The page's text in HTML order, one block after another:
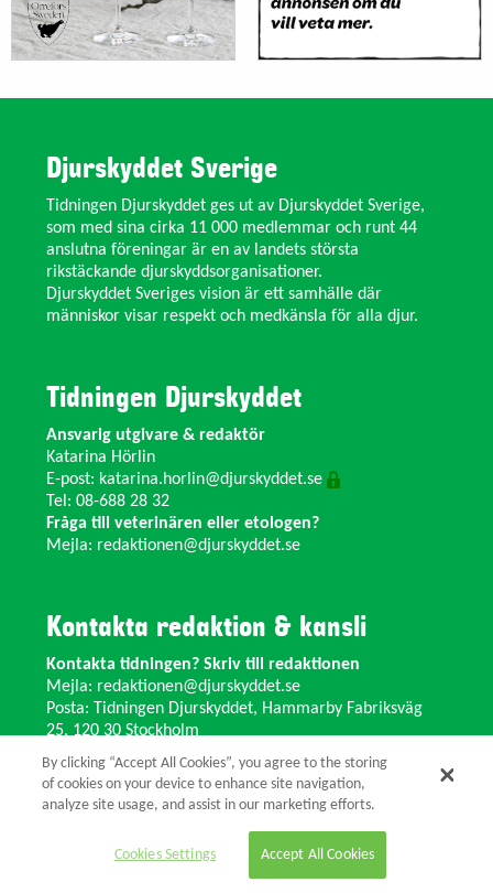
Djurskyddet Sverige
Tidningen Djurskyddet ges ut av Djurskyddet Sverige,
som med sina cirka 11 000 medlemmar och runt 44
anslutna föreningar är en av landets största
rikstäckande djurskyddsorganisationer.
Djurskyddet Sveriges vision är ett samhälle där
människor visar respekt och medkänsla för alla djur.
Tidningen Djurskyddet
Ansvarig utgivare & redaktör
Katarina Hörlin
E-post: katarina.horlin@djurskyddet.se
Tel: 08-688 28 32
Fråga till veterinären eller etologen?
Mejla: redaktionen@djurskyddet.se
Kontakta redaktion & kansli
Kontakta tidningen? Skriv till redaktionen
Mejla: redaktionen@djurskyddet.se
Posta: Tidningen Djurskyddet, Hammarby Fabriksväg
25, 120 30 Stockholm
Ändra adress? Kontakta kansliet
Växel: 08-673 35 11 E-post:
info@djurskyddet.se
© 2026 Tidningen Djurskyddet.
By clicking “Accept All Cookies”, you agree to the storing
of cookies on your device to enhance site navigation,
analyze site usage, and assist in our marketing efforts.
Cookies Settings Accept All Cookies